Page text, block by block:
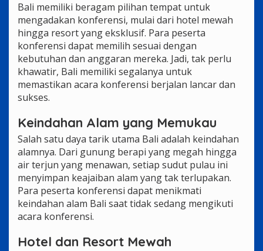
Bali memiliki beragam pilihan tempat untuk
mengadakan konferensi, mulai dari hotel mewah
hingga resort yang eksklusif. Para peserta
konferensi dapat memilih sesuai dengan
kebutuhan dan anggaran mereka. Jadi, tak perlu
khawatir, Bali memiliki segalanya untuk
memastikan acara konferensi berjalan lancar dan
sukses.
Keindahan Alam yang Memukau
Salah satu daya tarik utama Bali adalah keindahan
alamnya. Dari gunung berapi yang megah hingga
air terjun yang menawan, setiap sudut pulau ini
menyimpan keajaiban alam yang tak terlupakan.
Para peserta konferensi dapat menikmati
keindahan alam Bali saat tidak sedang mengikuti
acara konferensi.
Hotel dan Resort Mewah